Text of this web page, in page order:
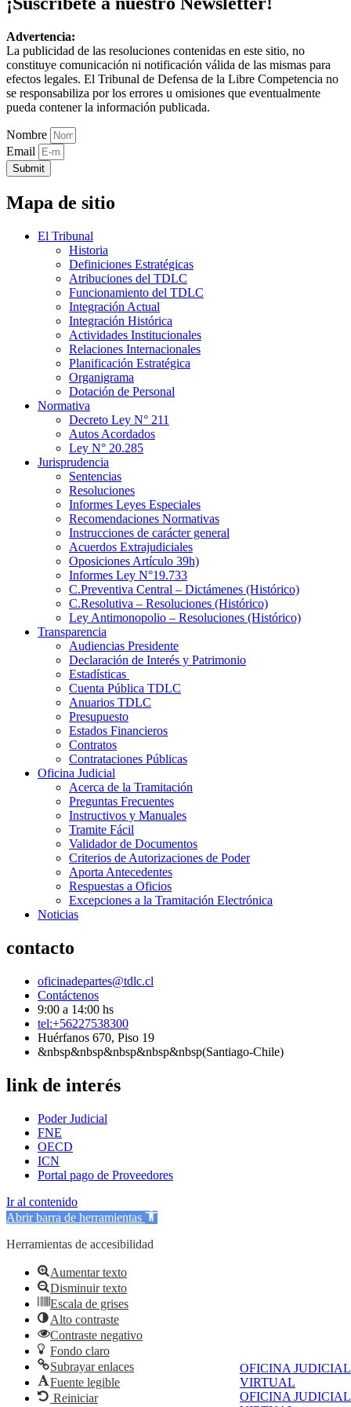
OFICINA JUDICIAL
VIRTUAL
OFICINA JUDICIAL
Advertencia:
La publicidad de las resoluciones contenidas en este sitio, no
constituye comunicación ni notificación válida de las mismas para
efectos legales. El Tribunal de Defensa de la Libre Competencia no
se responsabiliza por los errores u omisiones que eventualmente
pueda contener la información publicada.
Nombre
Email
Submit
Mapa de sitio
El Tribunal
Historia
Definiciones Estratégicas
Atribuciones del TDLC
Funcionamiento del TDLC
Integración Actual
Integración Histórica
Actividades Institucionales
Relaciones Internacionales
Planificación Estratégica
Organigrama
Dotación de Personal
Normativa
Decreto Ley N° 211
Autos Acordados
Ley N° 20.285
Jurisprudencia
Sentencias
Resoluciones
Informes Leyes Especiales
Recomendaciones Normativas
Instrucciones de carácter general
Acuerdos Extrajudiciales
Oposiciones Artículo 39h)
Informes Ley N°19.733
C.Preventiva Central – Dictámenes (Histórico)
C.Resolutiva – Resoluciones (Histórico)
Ley Antimonopolio – Resoluciones (Histórico)
Transparencia
Audiencias Presidente
Declaración de Interés y Patrimonio
Estadísticas
Cuenta Pública TDLC
Anuarios TDLC
Presupuesto
Estados Financieros
Contratos
Contrataciones Públicas
Oficina Judicial
Acerca de la Tramitación
Preguntas Frecuentes
Instructivos y Manuales
Tramite Fácil
Validador de Documentos
Criterios de Autorizaciones de Poder
Aporta Antecedentes
Respuestas a Oficios
Excepciones a la Tramitación Electrónica
Noticias
contacto
oficinadepartes@tdlc.cl
Contáctenos
9:00 a 14:00 hs
tel:+56227538300
Huérfanos 670, Piso 19
&nbsp&nbsp&nbsp&nbsp&nbsp(Santiago-Chile)
link de interés
Poder Judicial
FNE
OECD
ICN
Portal pago de Proveedores
Ir al contenido
Abrir barra de herramientas
Herramientas de accesibilidad
Aumentar texto
Disminuir texto
Escala de grises
Alto contraste
Contraste negativo
Fondo claro
Subrayar enlaces
Fuente legible
Reiniciar